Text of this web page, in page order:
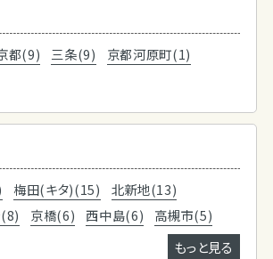
都(9) 三条(9)
京都河原町(1)
梅田(キタ)(15)
北新地(13)
京橋(6) 西中島(6)
高槻市(5)
もっと見る